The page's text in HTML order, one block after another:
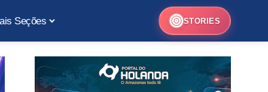
Seções STORIES